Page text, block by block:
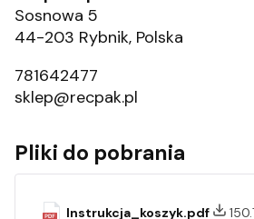
Sosnowa 5
44-203 Rybnik, Polska
781642477
sklep@recpak.pl
Pliki do pobrania
Instrukcja_koszyk.pdf